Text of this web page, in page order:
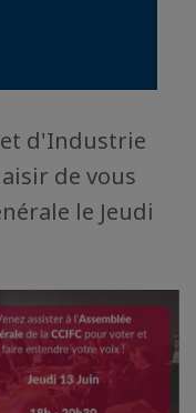
et d'Industrie
de vous
le Jeudi